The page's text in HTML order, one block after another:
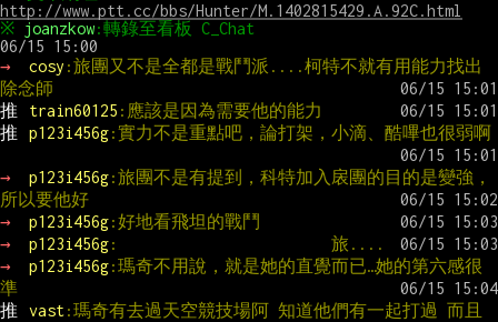
http://www.ptt.cc/bbs/Hunter/M.1402815429.A.92C.html
※ joanzkow:轉錄至看板 C_Chat
→
cosy :旅團又不是全都是戰鬥派....柯特不就有用能力找出
除念師
推
train60125 :應該是因為需要他的能力
推
p123i456g:實力不是重點吧，論打架，小滴、酷嗶也很弱啊
→ p123i456g:旅團不是有提到，科特加入扆團的目的是變強，
所以要他好
→
p123i456g:好地看飛坦的戰鬥
→
p123i456g:                        旅....
→
p123i456g:瑪奇不用說，就是她的直覺而已…她的第六感很
準
推
vast:瑪奇有去過天空競技場阿 知道他們有一起打過 而且